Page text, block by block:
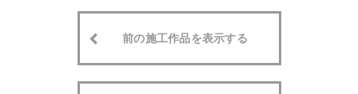
前の施工作品を表示する